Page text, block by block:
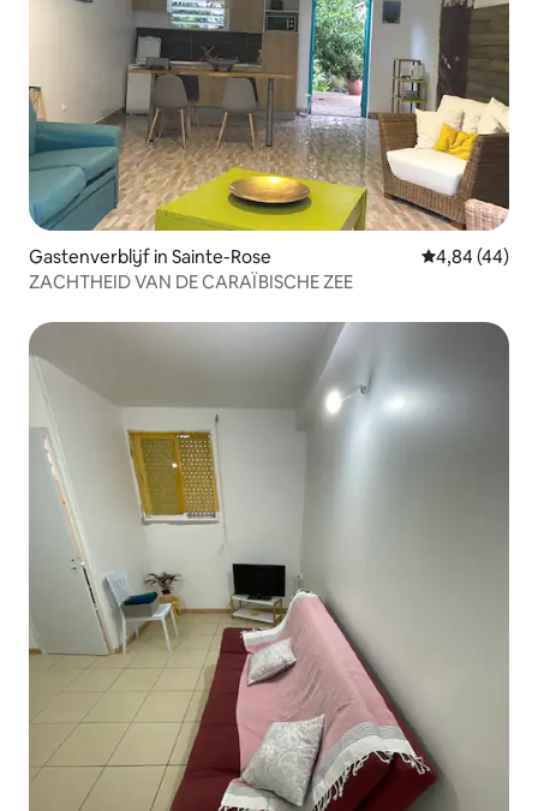
Gastenverblijf in Sainte-Rose Gemiddelde
4,84 (44)
ZACHTHEID VAN DE CARAÏBISCHE ZEE